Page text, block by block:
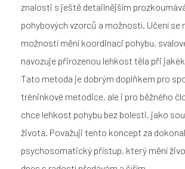
znalosti s ještě detailnějším
pohybových vzorců a možností. Učení se
možností mění koordinaci pohybu,
navozuje přirozenou lehkost těla při
Tato metoda je dobrým doplňkem pro
tréninkové metodice, ale i pro běžného
chce lehkost pohybu bez bolesti, jako
života. Považuji tento koncept za
psychosomatický přístup, který mění